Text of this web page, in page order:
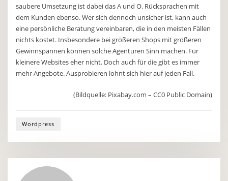
saubere Umsetzung ist dabei das A und O. Rücksprachen mit
dem Kunden ebenso. Wer sich dennoch unsicher ist, kann auch
eine persönliche Beratung vereinbaren, die in den meisten Fällen
nichts kostet. Insbesondere bei größeren Shops mit größeren
Gewinnspannen können solche Agenturen Sinn machen. Für
kleinere Websites eher nicht. Doch auch für die gibt es immer
mehr Angebote. Ausprobieren lohnt sich hier auf jeden Fall.
(Bildquelle: Pixabay.com – CC0 Public Domain)
Wordpress